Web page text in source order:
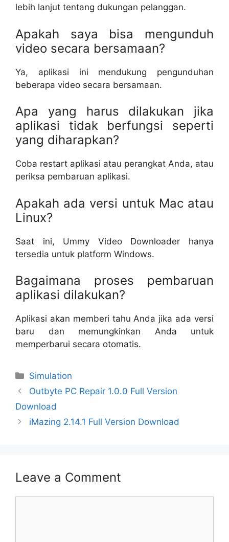
lebih lanjut tentang dukungan pelanggan.
Apakah saya bisa mengunduh
video secara bersamaan?
Ya, aplikasi ini mendukung pengunduhan
beberapa video secara bersamaan.
Apa yang harus dilakukan jika
aplikasi tidak berfungsi seperti
yang diharapkan?
Coba restart aplikasi atau perangkat Anda, atau
periksa pembaruan aplikasi.
Apakah ada versi untuk Mac atau
Linux?
Saat ini, Ummy Video Downloader hanya
tersedia untuk platform Windows.
Bagaimana proses pembaruan
aplikasi dilakukan?
Aplikasi akan memberi tahu Anda jika ada versi
baru dan memungkinkan Anda untuk
memperbarui secara otomatis.
Categories
Simulation
Outbyte PC Repair 1.0.0 Full Version
Download
iMazing 2.14.1 Full Version Download
Leave a Comment